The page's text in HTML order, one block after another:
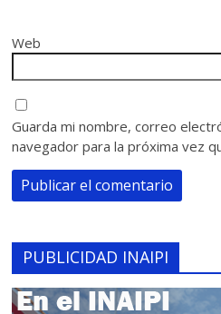
Web
Guarda mi nombre, correo
navegador para la próxima vez
PUBLICIDAD INAIPI